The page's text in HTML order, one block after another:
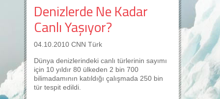
Denizlerde Ne Kadar
Canlı Yaşıyor?
04.10.2010 CNN Türk
Dünya denizlerindeki canlı türlerinin sayımı
için 10 yıldır 80 ülkeden 2 bin 700
bilimadamının katıldığı çalışmada 250 bin
tür tespit edildi.